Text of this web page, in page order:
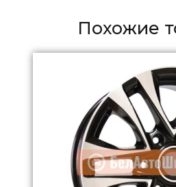
Похожие